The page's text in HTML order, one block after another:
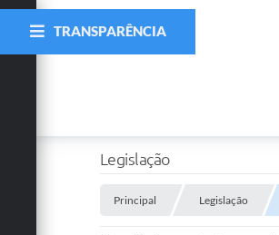
TRANSPARÊNCIA
Legislação
Principal Legislação